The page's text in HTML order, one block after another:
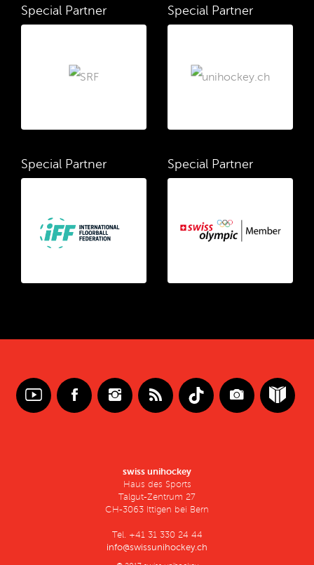
Special Partner Special Partner
Special Partner Special Partner
swiss unihockey
Haus des Sports
Talgut-Zentrum 27
CH-3063 Ittigen bei Bern
Tel. +41 31 330 24 44
info@swissunihockey.ch